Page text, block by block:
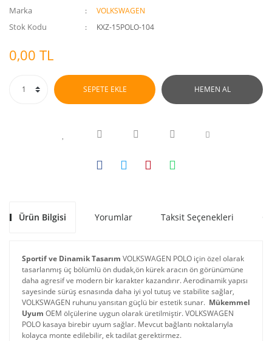
Marka VOLKSWAGEN
Stok Kodu KXZ-15POLO-104
0,00 TL
SEPETE EKLE HEMEN AL
Ürün Bilgisi Yorumlar Taksit Seçenekleri
Sportif ve Dinamik Tasarım VOLKSWAGEN POLO için özel olarak
tasarlanmış üç bölümlü ön dudak,ön kürek aracın ön görünümüne
daha agresif ve modern bir karakter kazandırır. Aerodinamik yapısı
sayesinde sürüş esnasında daha iyi yol tutuş ve stabilite sağlar,
VOLKSWAGEN ruhunu yansıtan güçlü bir estetik sunar. Mükemmel
Uyum OEM ölçülerine uygun olarak üretilmiştir. VOLKSWAGEN
POLO kasaya birebir uyum sağlar. Mevcut bağlantı noktalarıyla
kolayca monte edilebilir, ek tadilat gerektirmez.